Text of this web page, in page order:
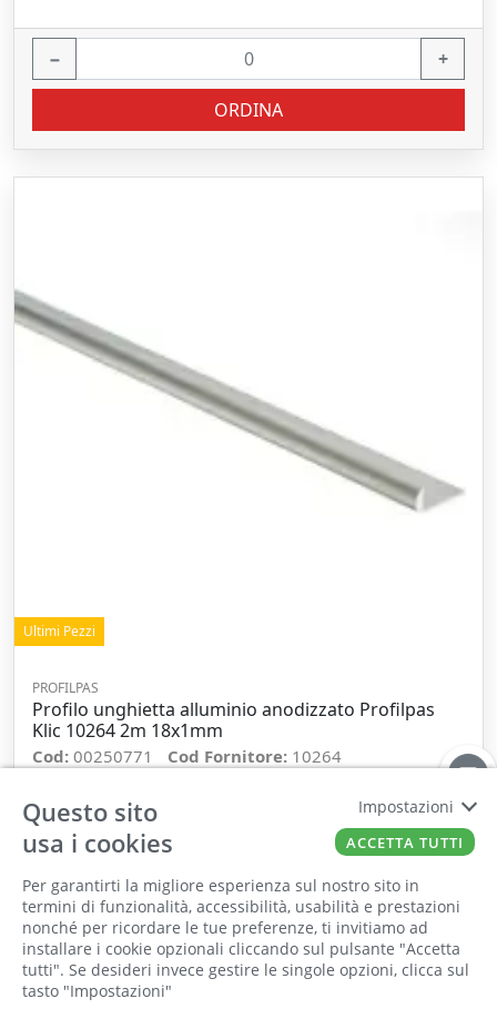
Il punto vendita, gli uffici e il magazzino
saranno chiusi per ferie dall'8 al 25 Agosto
2026 compresi.
− +
ORDINA
Ultimi Pezzi
PROFILPAS
Profilo unghietta alluminio anodizzato Profilpas
Klic 10264 2m 18x1mm
Cod: 00250771 Cod Fornitore: 10264
− +
ORDINA
Questo sito
usa i cookies
Per garantirti la migliore esperienza sul nostro sito in
termini di funzionalità, accessibilità, usabilità e prestazioni
nonché per ricordare le tue preferenze, ti invitiamo ad
installare i cookie opzionali cliccando sul pulsante "Accetta
tutti". Se desideri invece gestire le singole opzioni, clicca sul
tasto "Impostazioni"
Impostazioni
ACCETTA TUTTI